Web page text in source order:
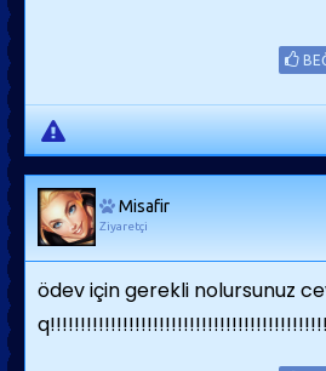
Misafir
Ziyaretçi
ödev için gerekli nolursunuz